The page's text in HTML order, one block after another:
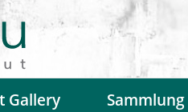
Gallery